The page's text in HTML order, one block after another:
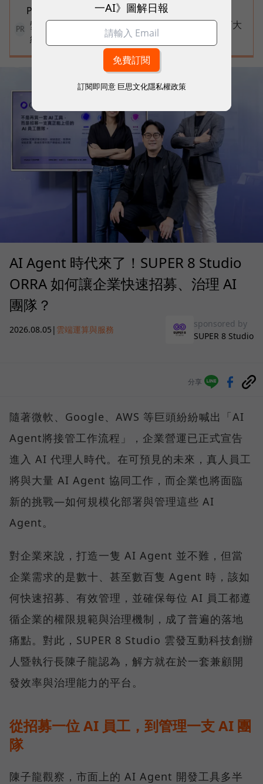
PC？
PR
變動中迎戰未知，改變值得被看見！國際品牌X百大
經理人雙重肯定，展現AI時代關鍵成長力
AI Agent 時代來了！SUPER 8 Studio
ORRA 如何讓企業快速招募、治理 AI
團隊？
2026.08.05 | 雲端運算與服務
sponsored by
SUPER 8 Studio
分享
隨著微軟、Google、AWS 等巨頭紛紛喊出「AI
Agent將接管工作流程」，企業營運已正式宣告
進入 AI 代理人時代。在可預見的未來，真人員工
將與大量 AI Agent 協同工作，而企業也將面臨
新的挑戰—如何規模化部署與管理這些 AI
Agent。
對企業來說，打造一隻 AI Agent 並不難，但當
企業需求的是數十、甚至數百隻 Agent 時，該如
何快速招募、有效管理，並確保每位 AI 員工都遵
循企業的權限規範與治理機制，成了普遍的落地
痛點。對此，SUPER 8 Studio 雲發互動科技創辦
人暨執行長陳子龍認為，解方就在於一套兼顧開
發效率與治理能力的平台。
從招募一位 AI 員工，到管理一支 AI 團
隊
陳子龍觀察，市面上的 AI Agent 開發工具多半
一AI》圖解日報
訂閱即同意 巨思文化隱私權政策